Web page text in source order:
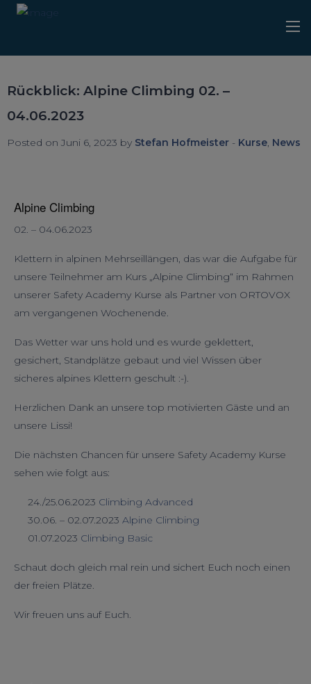
Rückblick: Alpine Climbing 02. –
04.06.2023
Posted on Juni 6, 2023 by Stefan Hofmeister - Kurse, News
Alpine Climbing
02. – 04.06.2023
Klettern in alpinen Mehrseillängen, das war die Aufgabe für
unsere Teilnehmer am Kurs „Alpine Climbing“ im Rahmen
unserer Safety Academy Kurse als Partner von ORTOVOX
am vergangenen Wochenende.
Das Wetter war uns hold und es wurde geklettert,
gesichert, Standplätze gebaut und viel Wissen über
sicheres alpines Klettern geschult :-).
Herzlichen Dank an unsere top motivierten Gäste und an
unsere Lissi!
Die nächsten Chancen für unsere Safety Academy Kurse
sehen wie folgt aus:
24./25.06.2023 Climbing Advanced
30.06. – 02.07.2023 Alpine Climbing
01.07.2023 Climbing Basic
Schaut doch gleich mal rein und sichert Euch noch einen
der freien Plätze.
Wir freuen uns auf Euch.